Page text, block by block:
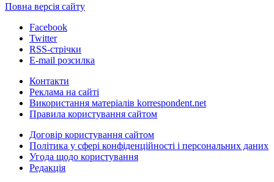
Повна версія сайту
Facebook
Twitter
RSS-стрічки
E-mail розсилка
Контакти
Реклама на сайті
Використання матеріалів korrespondent.net
Правила користування сайтом
Договір користування сайтом
Політика у сфері конфіденційності і персональних даних
Угода щодо користування
Редакція